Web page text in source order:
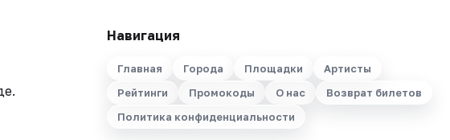
Навигация
Главная Города Площадки
Артисты
Рейтинги
Промокоды О нас
Возврат билетов
Политика конфиденциальности